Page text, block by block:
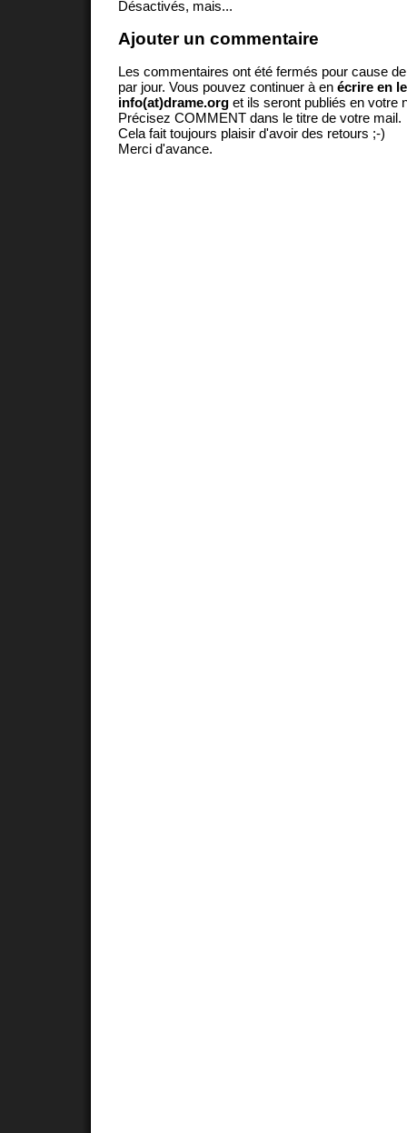
Désactivés, mais...
Ajouter un commentaire
Les commentaires ont été fermés pour cause
par jour. Vous pouvez continuer à en écrire en
info(at)drame.org et ils seront publiés en votre
Précisez COMMENT dans le titre de votre mail.
Cela fait toujours plaisir d'avoir des retours ;-)
Merci d'avance.